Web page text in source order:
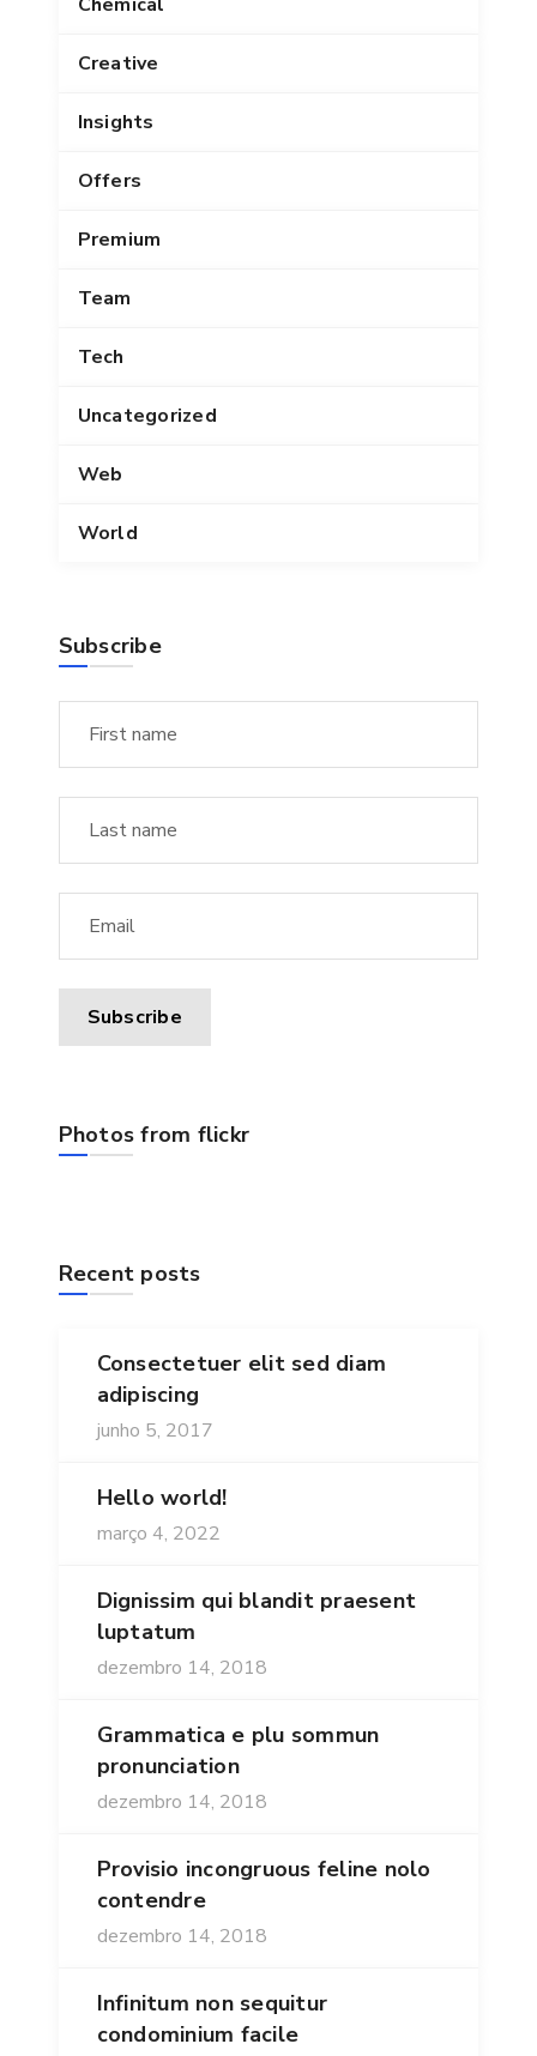
Creative
Insights
Offers
Premium
Team
Tech
Uncategorized
Web
World
Subscribe
Photos from flickr
Recent posts
Consectetuer elit sed diam
adipiscing
junho 5, 2017
Hello world!
março 4, 2022
Dignissim qui blandit praesent
luptatum
dezembro 14, 2018
Grammatica e plu sommun
pronunciation
dezembro 14, 2018
Provisio incongruous feline nolo
contendre
dezembro 14, 2018
Infinitum non sequitur
condominium facile